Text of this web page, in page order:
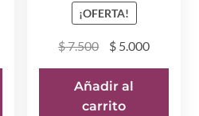
¡OFERTA!
$7.500
El
precio
original
era:
$ 5.000El
precio
Añadir al
carrito